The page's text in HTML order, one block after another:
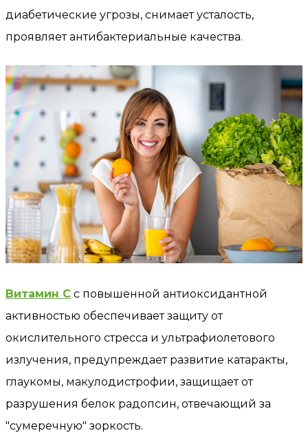
диабетические угрозы, снимает усталость,
проявляет антибактериальные качества.
Витамин С с повышенной антиоксидантной
активностью обеспечивает защиту от
окислительного стресса и ультрафиолетового
излучения, предупреждает развитие катаракты,
глаукомы, макулодистрофии, защищает от
разрушения белок радопсин, отвечающий за
"сумеречную" зоркость.